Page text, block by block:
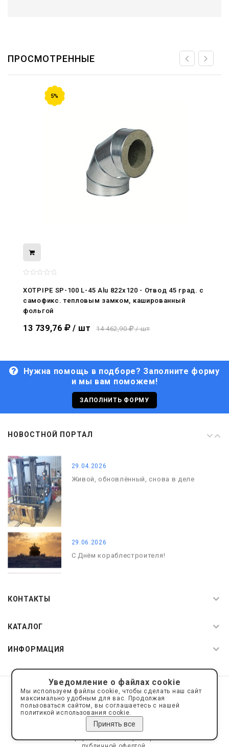
ПРОСМОТРЕННЫЕ
5%
XOTPIPE SP-100 L-45 Alu 822x120 - Отвод 45 град. c
самофикс. тепловым замком, кашированный
фольгой
13 739,76 / шт 14 462,90 / шт
Нужна помощь в подборе? Заполните форму
и мы вам поможем!
ЗАПОЛНИТЬ ФОРМУ
НОВОСТНОЙ ПОРТАЛ
нами
29.06.2026
С Днём кораблестроителя!
С Днём Победы. Память, которая с
29.04.2026
Живой, обновлённый, снова в деле
29.06.2026
С Днём кораблестроителя!
КОНТАКТЫ
КАТАЛОГ
ИНФОРМАЦИЯ
© 2019—2026 Интернет пространство АкваРос
sale@a-ros.ru
Политика конфиденциальности
Политика обработки персональных данных
Сайт носит информационный характер и не является
Уведомление о файлах cookie
Мы используем файлы cookie, чтобы сделать наш сайт
максимально удобным для вас. Продолжая
пользоваться сайтом, вы соглашаетесь с нашей
политикой использования cookie.
Принять все